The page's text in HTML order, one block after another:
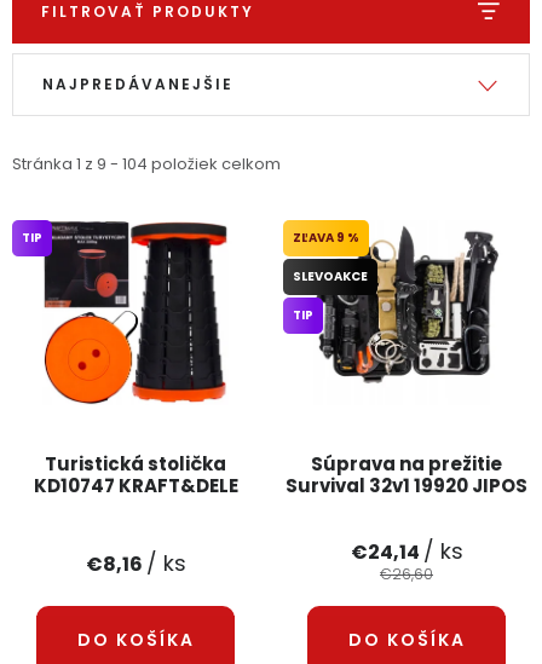
FILTROVAŤ PRODUKTY
Výpis produktov
Stránka 1 z 9 - 104 položiek celkom
Radenie produktov
NAJPREDÁVANEJŠIE
Turistická stolička
KD10747 KRAFT&DELE
TIP
€8,16 / ks
DO KOŠÍKA
Súprava na prežitie
Survival 32v1 19920 JIPOS
9 %
SLEVOAKCE
TIP
€24,14 / ks
€26,60
DO KOŠÍKA